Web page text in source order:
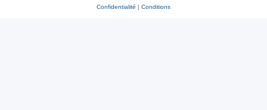
Confidentialité | Conditions